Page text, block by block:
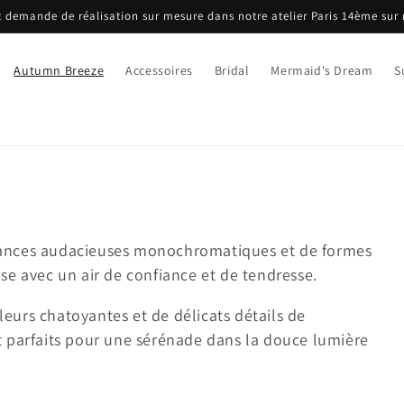
demande de réalisation sur mesure dans notre atelier Paris 14ème sur
Autumn Breeze Accessoires Bridal Mermaid's Dream
audacieuses monochromatiques et de formes
avec un air de confiance et de tendresse.
chatoyantes et de délicats détails de
pour une sérénade dans la douce lumière